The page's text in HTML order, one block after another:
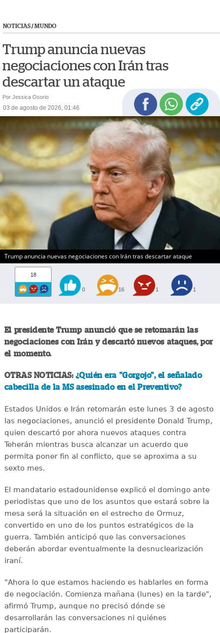
NOTICIAS/ MUNDO
Trump anuncia nuevas
negociaciones con Irán tras
descartar un ataque
Por Jessica Osorio
03 de agosto de 2026, 01:46
Trump anuncia nuevas negociaciones con Irán tras descartar ataque
18
0 16 1 1
El presidente Trump anunció que se retomarán las
negociaciones con Irán y descartó nuevos ataques, por
el momento.
OTRAS NOTICIAS: ¿Quién era "Gorgojo", el señalado
cabecilla de la MS asesinado en el Preventivo?
Estados Unidos e Irán retomarán este lunes 3 de agosto
las negociaciones, anunció el presidente Donald Trump,
quien descartó por ahora nuevos ataques contra
Teherán mientras busca alcanzar un acuerdo que
permita poner fin al conflicto, que se aproxima a su
sexto mes.
El mandatario estadounidense explicó el domingo ante
periodistas que uno de los asuntos que estará sobre la
mesa será la situación en el estrecho de Ormuz,
convertido en uno de los puntos estratégicos de la
guerra. También anticipó que las conversaciones
deberán abordar eventualmente la desnuclearización
iraní.
"Ahora lo que estamos haciendo es hablarles en forma
de negociación. Comienza mañana (lunes) en la tarde",
afirmó Trump, aunque no precisó dónde se
desarrollarán las conversaciones ni quiénes
participarán.